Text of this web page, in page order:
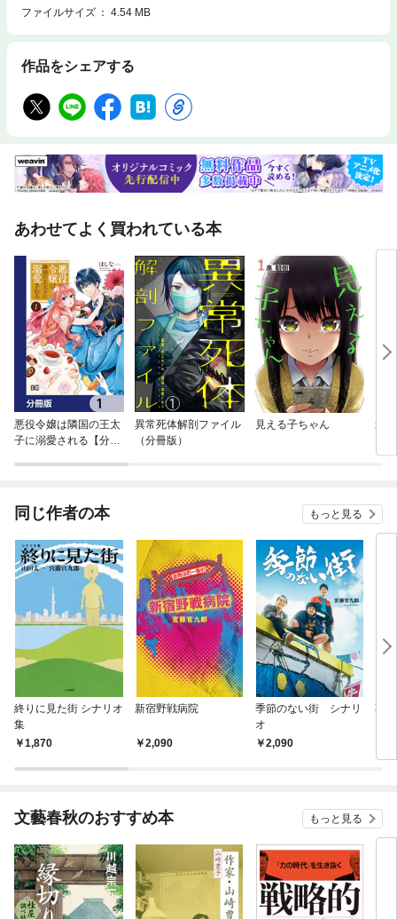
ファイルサイズ
4.54 MB
作品をシェアする
あわせてよく買われている本
悪役令嬢は隣国の王太
子に溺愛される【分冊
異常死体解剖ファイル
（分冊版）
見える子ちゃん 週
同じ作者の本 もっと見る
終りに見た街 シナリオ
集
1,870
新宿野戦病院
2,090
季節のない街 シナリ
オ
2,090
不
文藝春秋のおすすめ本 もっと見る